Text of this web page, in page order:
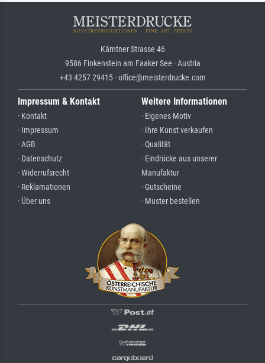
Kärntner Strasse 46
9586 Finkenstein am Faaker See · Austria
+43 4257 29415 · office@meisterdrucke.com
Impressum & Kontakt
· Kontakt
· Impressum
· AGB
· Datenschutz
· Widerrufsrecht
· Reklamationen
· Über uns
Weitere Informationen
· Eigenes Motiv
· Ihre Kunst verkaufen
· Qualität
· Eindrücke aus unserer
Manufaktur
· Gutscheine
· Muster bestellen